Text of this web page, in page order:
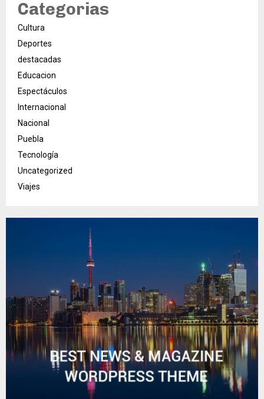
Categorias
Cultura
Deportes
destacadas
Educacion
Espectáculos
Internacional
Nacional
Puebla
Tecnología
Uncategorized
Viajes